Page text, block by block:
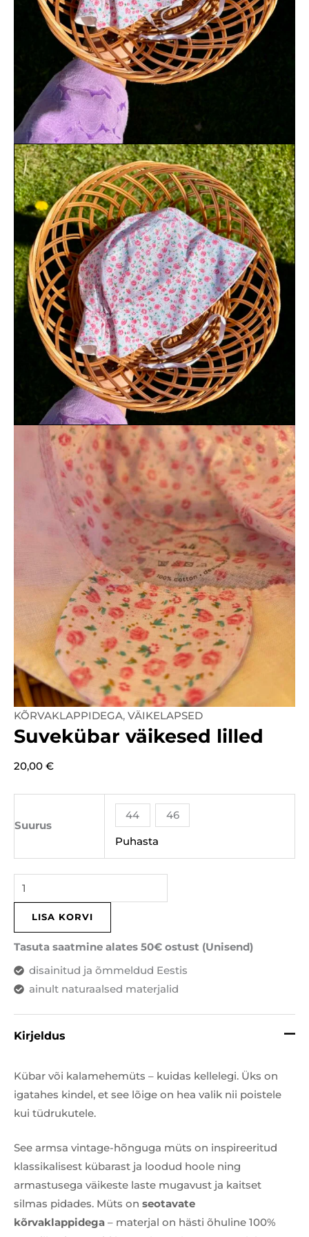
KÕRVAKLAPPIDEGA, VÄIKELAPSED
Suvekübar väikesed lilled
20,00 €
Suurus
44 46
Puhasta
Suvekübar
väikesed
kogus
LISA KORVI
Tasuta saatmine alates 50€ ostust (Unisend)
disainitud ja õmmeldud Eestis
ainult naturaalsed materjalid
Kirjeldus
Kübar või kalamehemüts – kuidas kellelegi. Üks on
igatahes kindel, et see lõige on hea valik nii poistele
kui tüdrukutele.
See armsa vintage-hõnguga müts on inspireeritud
klassikalisest kübarast ja loodud hoole ning
armastusega väikeste laste mugavust ja kaitset
silmas pidades. Müts on seotavate
kõrvaklappidega – materjal on hästi õhuline 100%